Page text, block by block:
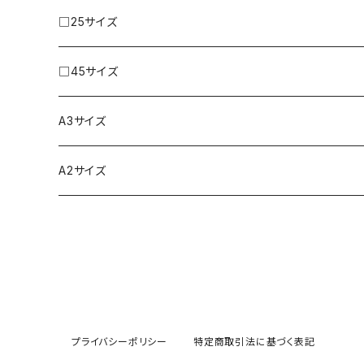
□25サイズ
□45サイズ
A3サイズ
A2サイズ
プライバシーポリシー 特定商取引法に基づく表記